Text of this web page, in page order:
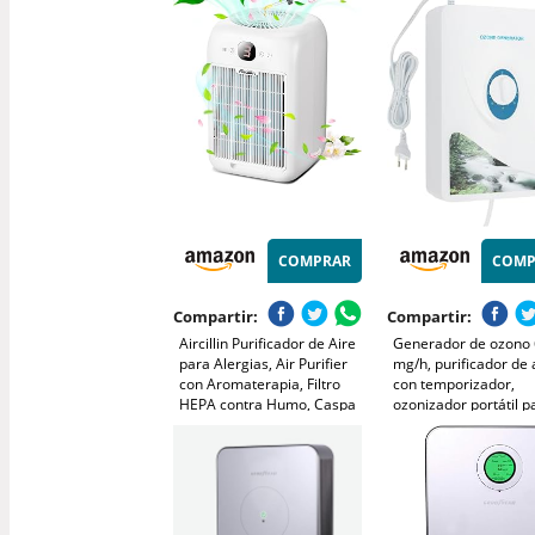
Maquina Portátil Inicio
Desodorizando
Esterilizador
táctil, contra
olores, 45 W
COMPRAR
Compartir:
Aircillin Purificador de Aire
para Alergias, Air Purifier
con Aromaterapia, Filtro
HEPA contra Humo, Caspa
Entrada de Aire Doble,
CADR 180 m³/h, 25 dB,
Compartir:
Generador de ozono
mg/h, purificador de
con temporizador,
ozonizador portátil
coche y
eliminador de
humo, mascotas,
verduras, con 2
de aire y